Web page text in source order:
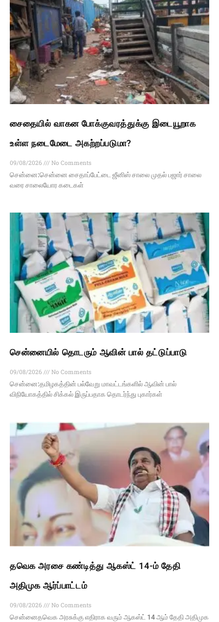
சைதையில் வாகன போக்குவரத்துக்கு இடையூறாக
உள்ள நடைமேடை அகற்றப்படுமா?
09/08/2026
No Comments
சென்னை:சென்னை சைதாப்பேட்டை ஜீனிஸ் சாலை முதல் பஜார் சாலை
வரை சாலையோர கடைகள்
சென்னையில் தொடரும் ஆவின் பால் தட்டுப்பாடு
09/08/2026
No Comments
சென்னை:தமிழகத்தின் பல்வேறு மாவட்டங்களில் ஆவின் பால்
விநியோகத்தில் சிக்கல் இருப்பதாக தொடர்ந்து புகார்கள்
தவெக அரசை கண்டித்து ஆகஸ்ட் 14-ம் தேதி
அதிமுக ஆர்ப்பாட்டம்
09/08/2026
No Comments
சென்னைதவெக அரசுக்கு எதிராக வரும் ஆகஸ்ட் 14 ஆம் தேதி அதிமுக